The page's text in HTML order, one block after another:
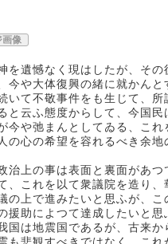
画像
を遺憾なく現はしたが、そ
今や大体復興の緒に就かん
いて不敬事件をも生じて、
と云ふ態度からして、今国
今や弛まんとしてゐる、こ
の心の希望を容れるべき余
上の事は表面と裏面があ
、これを以て衆議院を造り
の上で進みたいと思ふが、
援助によつて達成したいと思
は地震国であるが、古来